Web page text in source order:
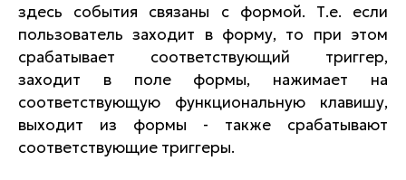
здесь события связаны с формой. Т.е. если
пользователь заходит в форму, то при этом
срабатывает соответствующий триггер,
заходит в поле формы, нажимает на
соответствующую функциональную клавишу,
выходит из формы - также срабатывают
соответствующие триггеры.